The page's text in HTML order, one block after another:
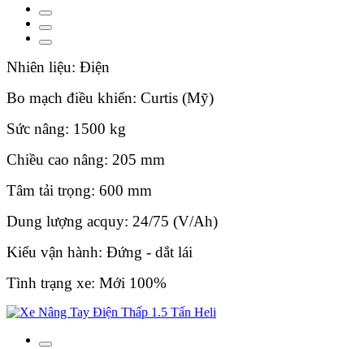
Nhiên liệu: Điện
Bo mạch điều khiển: Curtis (Mỹ)
Sức nâng: 1500 kg
Chiều cao nâng: 205 mm
Tâm tải trọng: 600 mm
Dung lượng acquy: 24/75 (V/Ah)
Kiểu vận hành: Đứng - dắt lái
Tình trạng xe: Mới 100%